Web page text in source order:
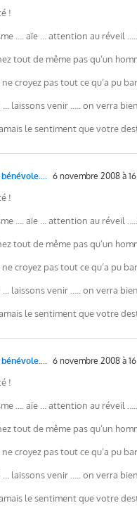
!
…. aïe … attention au réveil
tout de même pas qu’un
croyez pas tout ce qu’a pu
… laissons venir ….. on verra
le sentiment que votre
6 novembre 2008 à
!
…. aïe … attention au réveil
tout de même pas qu’un
croyez pas tout ce qu’a pu
… laissons venir ….. on verra
le sentiment que votre
6 novembre 2008 à
!
…. aïe … attention au réveil
tout de même pas qu’un
croyez pas tout ce qu’a pu
… laissons venir ….. on verra
le sentiment que votre